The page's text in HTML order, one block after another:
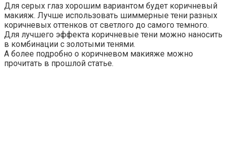
Для серых глаз хорошим вариантом будет коричневый
макияж. Лучше использовать шиммерные тени разных
коричневых оттенков от светлого до самого темного.
Для лучшего эффекта коричневые тени можно наносить
в комбинации с золотыми тенями.
А более подробно о коричневом макияже можно
прочитать в прошлой статье.